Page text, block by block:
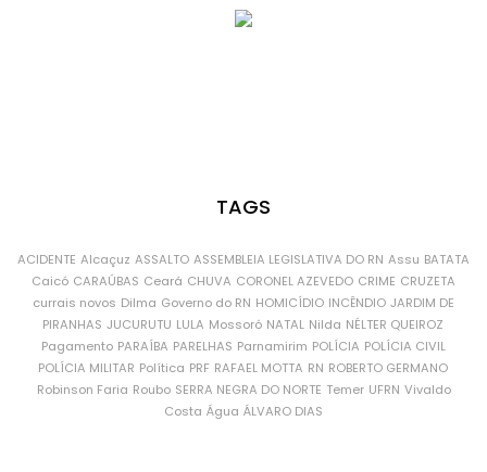
TAGS
ACIDENTE Alcaçuz ASSALTO ASSEMBLEIA LEGISLATIVA DO RN Assu BATATA
Caicó CARAÚBAS Ceará CHUVA CORONEL AZEVEDO CRIME CRUZETA
currais novos Dilma Governo do RN HOMICÍDIO INCÊNDIO JARDIM DE
PIRANHAS JUCURUTU LULA Mossoró NATAL Nilda NÉLTER QUEIROZ
Pagamento PARAÍBA PARELHAS Parnamirim POLÍCIA POLÍCIA CIVIL
POLÍCIA MILITAR Política PRF RAFAEL MOTTA RN ROBERTO GERMANO
Robinson Faria Roubo SERRA NEGRA DO NORTE Temer UFRN Vivaldo
Costa Água ÁLVARO DIAS